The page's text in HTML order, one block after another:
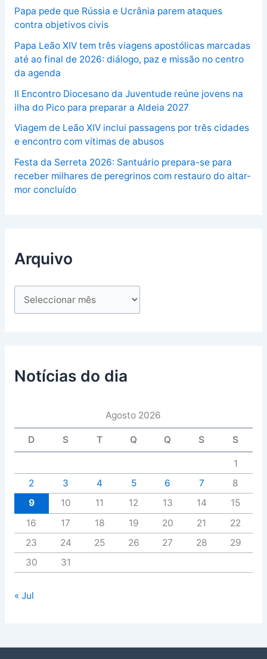
Papa pede que Rússia e Ucrânia parem ataques
contra objetivos civis
Papa Leão XIV tem três viagens apostólicas marcadas
até ao final de 2026: diálogo, paz e missão no centro
da agenda
II Encontro Diocesano da Juventude reúne jovens na
ilha do Pico para preparar a Aldeia 2027
Viagem de Leão XIV inclui passagens por três cidades
e encontro com vítimas de abusos
Festa da Serreta 2026: Santuário prepara-se para
receber milhares de peregrinos com restauro do altar-
mor concluído
Arquivo
Notícias do dia
Agosto 2026
D S T Q Q S S
1
2
3 4 5 6 7
8
9
10 11 12 13 14
15
16
17 18 19 20 21
22
23
24 25 26 27 28
29
30
31
« Jul